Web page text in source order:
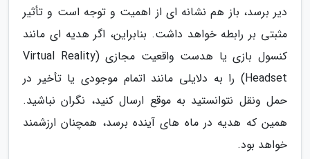
دیر برسد، باز هم نشانه ای از اهمیت و توجه است و تأثیر
مثبتی بر رابطه خواهد داشت. بنابراین، اگر هدیه ای مانند
کنسول بازی یا هدست واقعیت مجازی (Virtual Reality
Headset) را به دلایلی مانند اتمام موجودی یا تأخیر در
حمل ونقل نتوانستید به موقع ارسال کنید، نگران نباشید.
همین که هدیه در ماه های آینده برسد، همچنان ارزشمند
خواهد بود.